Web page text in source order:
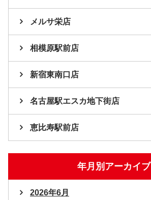
メルサ栄店
相模原駅前店
新宿東南口店
名古屋駅エスカ地下街店
恵比寿駅前店
年月別アーカイブ
2026年6月